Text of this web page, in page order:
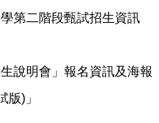
第二階段甄試招生資訊
說明會」報名資訊及海報
)」